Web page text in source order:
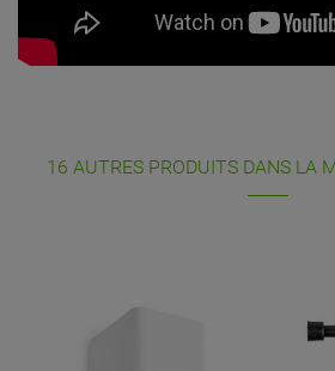
16 AUTRES PRODUITS DANS LA